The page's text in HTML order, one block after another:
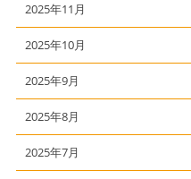
2025年11月
2025年10月
2025年9月
2025年8月
2025年7月